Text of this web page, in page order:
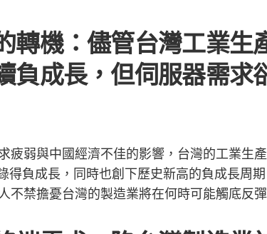
轉機：儘管台灣工業生
負成長，但伺服器需求
疲弱與中國經濟不佳的影響，台灣的工業生
得負成長，同時也創下歷史新高的負成長周
不禁擔憂台灣的製造業將在何時可能觸底反彈